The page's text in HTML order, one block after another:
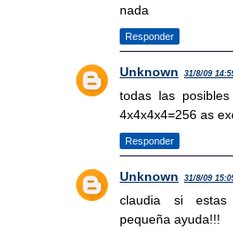
nada
Responder
Unknown 31/8/09
todas las posibles
4x4x4x4=256 as
Responder
Unknown 31/8/09
claudia si
pequeña ayuda!!!